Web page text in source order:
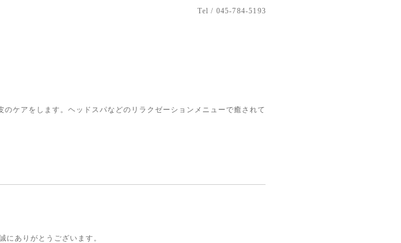
Tel / 045-784-5193
ケアをします。ヘッドスパなどのリラクゼーションメニューで癒されて
にありがとうございます。